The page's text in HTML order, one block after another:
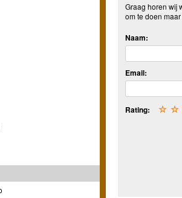
Graag horen wij
om te doen
Naam:
Email:
Rating: ☆
☆